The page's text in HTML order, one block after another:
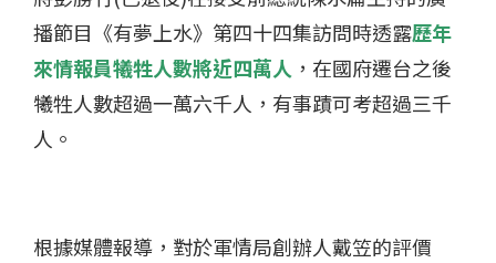
播節目《有夢上水》第四十四集訪問時透露歷年
來情報員犧牲人數將近四萬人 ，在國府遷台之後
犧牲人數超過一萬六千人，有事蹟可考超過三千
人。
根據媒體報導 ，對於軍情局創辦人戴笠的評價